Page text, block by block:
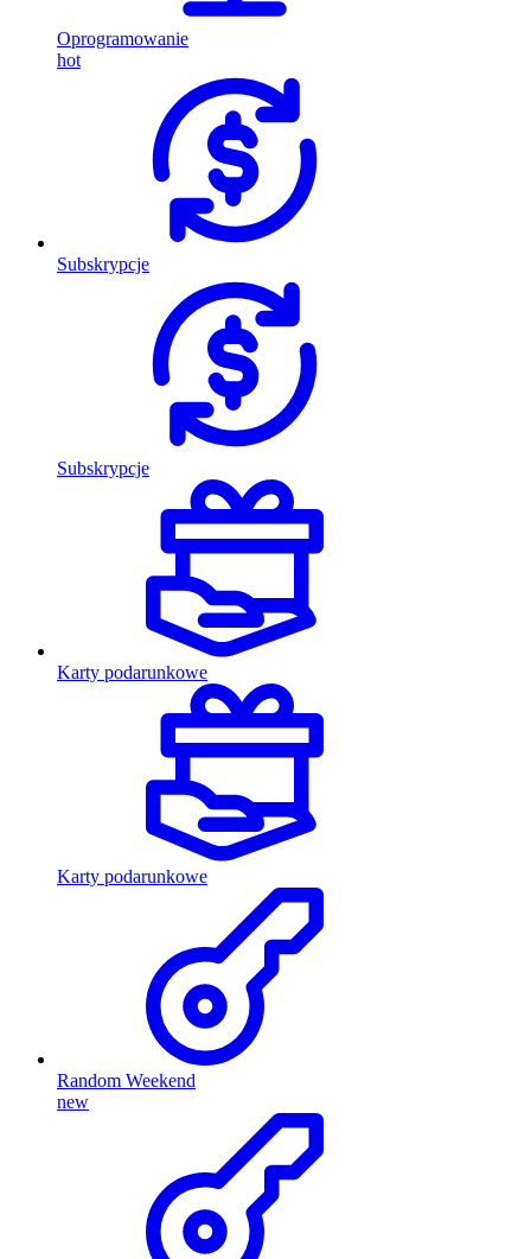
Oprogramowanie
hot
Subskrypcje
Subskrypcje
Karty podarunkowe
Karty podarunkowe
Random Weekend
new